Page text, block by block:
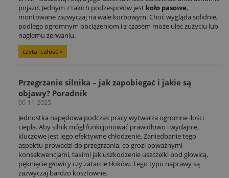
pojazd. Jednym z takich podzespołów jest koło pasowe,
montowane zazwyczaj na wale korbowym. Choć wygląda solidnie,
podlega ogromnym obciążeniom i z czasem może ulec zużyciu lub
nagłemu zerwaniu.
czytaj całość »
Przegrzanie silnika – jak zapobiegać i jakie są
objawy? Poradnik
06-11-2025
Jednostka napędowa podczas pracy wytwarza ogromne ilości
ciepła. Aby silnik mógł funkcjonować prawidłowo i wydajnie,
kluczowe jest jego efektywne chłodzenie. Zaniedbanie tego
aspektu prowadzi do przegrzania, co grozi poważnymi
konsekwencjami, takimi jak uszkodzenie uszczelki pod głowicą,
pęknięcie głowicy czy zatarcie tłoków. Tego typu naprawy są
zazwyczaj bardzo kosztowne.